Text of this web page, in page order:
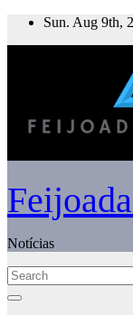
Skip
Sun. Aug 9th,
Notícias